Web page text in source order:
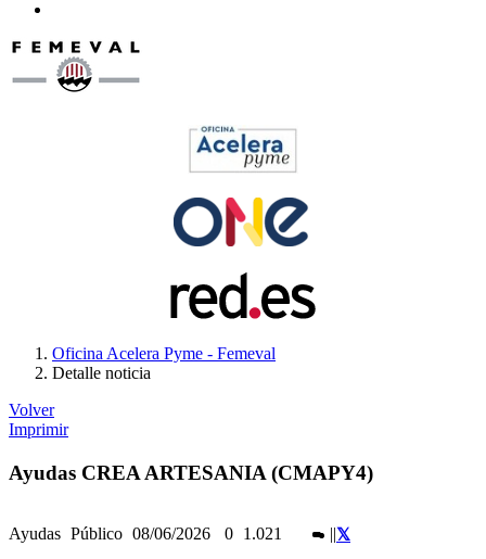
Oficina Acelera Pyme - Femeval
Detalle noticia
Volver
Imprimir
Ayudas CREA ARTESANIA (CMAPY4)
Ayudas Público 08/06/2026 0 1.021 ||